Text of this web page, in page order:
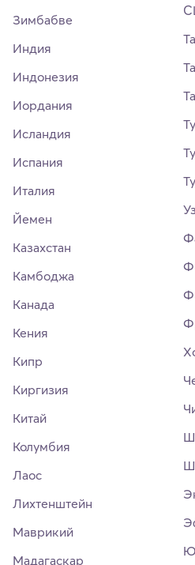
Зимбабве
Индия
Индонезия
Иордания
Исландия
Испания
Италия
Йемен
Казахстан
Камбоджа
Канада
Кения
Кипр
Киргизия
Китай
Колумбия
Лаос
Лихтенштейн
Маврикий
Мадагаскар